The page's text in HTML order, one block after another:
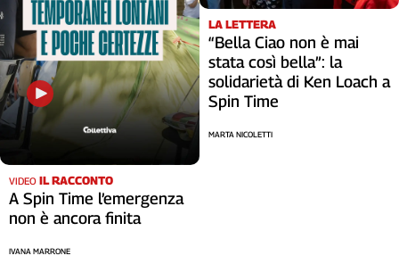
Marche
Piemonte
Puglia
Sardegna
Sicilia
Toscana
Umbria
Valle
D'Aosta
VIDEO IL RACCONTO
A Spin Time l’emergenza
non è ancora finita
IVANA MARRONE
LA LETTERA
“Bella Ciao non è mai
stata così bella”: la
solidarietà di Ken Loach a
Spin Time
MARTA NICOLETTI